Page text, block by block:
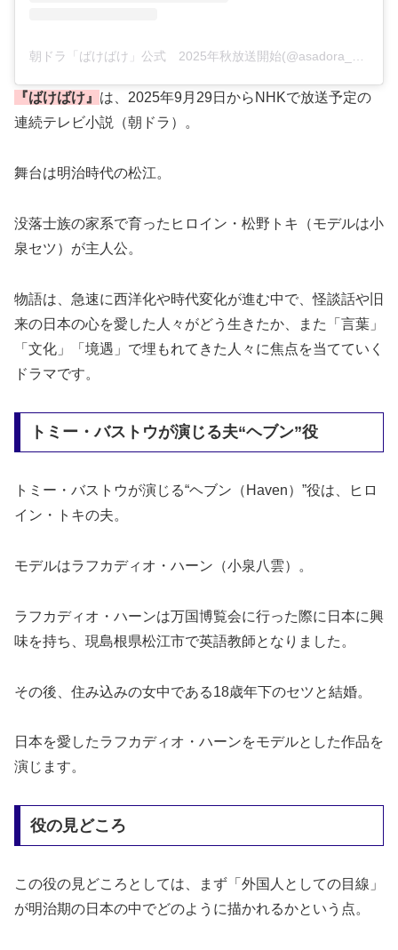
朝ドラ「ばけばけ」公式 2025年秋放送開始(@asadora_bk_nhk)がシェアした投稿
『ばけばけ』 は、2025年9月29日からNHKで放送予定の
連続テレビ小説（朝ドラ）。
舞台は明治時代の松江。
没落士族の家系で育ったヒロイン・松野トキ（モデルは小
泉セツ）が主人公。
物語は、急速に西洋化や時代変化が進む中で、怪談話や旧
来の日本の心を愛した人々がどう生きたか、また「言葉」
「文化」「境遇」で埋もれてきた人々に焦点を当てていく
ドラマです。
トミー・バストウが演じる夫“ヘブン”役
トミー・バストウが演じる“ヘブン（Haven）”役は、ヒロ
イン・トキの夫。
モデルはラフカディオ・ハーン（小泉八雲）。
ラフカディオ・ハーンは万国博覧会に行った際に日本に興
味を持ち、現島根県松江市で英語教師となりました。
その後、住み込みの女中である18歳年下のセツと結婚。
日本を愛したラフカディオ・ハーンをモデルとした作品を
演じます。
役の見どころ
この役の見どころとしては、まず「外国人としての目線」
が明治期の日本の中でどのように描かれるかという点。